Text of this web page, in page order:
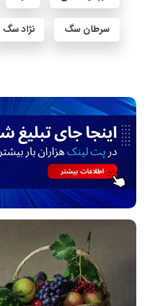
سرطان سگ نژاد سگ